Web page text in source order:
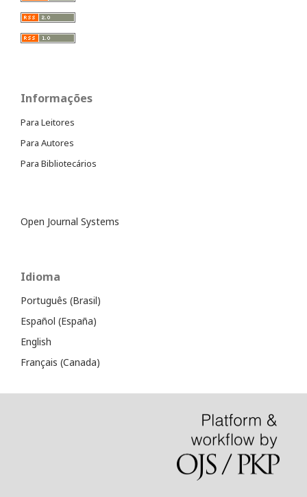
Informações
Para Leitores
Para Autores
Para Bibliotecários
Open Journal Systems
Idioma
Português (Brasil)
Español (España)
English
Français (Canada)